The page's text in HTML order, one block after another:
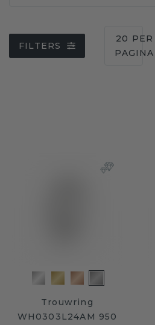
FILTERS
20 PER
PAGINA
Trouwring
WH0303L24AM 950